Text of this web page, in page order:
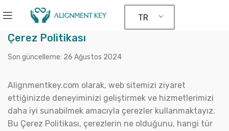
TR
Çerez Politikası
Son güncelleme: 26 Ağustos 2024
Alignmentkey.com olarak, web sitemizi ziyaret
ettiğinizde deneyiminizi geliştirmek ve hizmetlerimizi
daha iyi sunabilmek amacıyla çerezler kullanmaktayız.
Bu Çerez Politikası, çerezlerin ne olduğunu, hangi tür